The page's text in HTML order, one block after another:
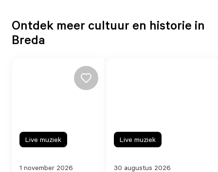
Ontdek meer cultuur en historie in
Breda
1 november 2026
Live muziek
30 augustus 2026
Live muziek